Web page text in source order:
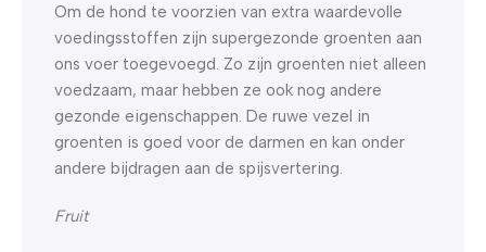
Om de hond te voorzien van extra waardevolle
voedingsstoffen zijn supergezonde groenten aan
ons voer toegevoegd. Zo zijn groenten niet alleen
voedzaam, maar hebben ze ook nog andere
gezonde eigenschappen. De ruwe vezel in
groenten is goed voor de darmen en kan onder
andere bijdragen aan de spijsvertering.
Fruit